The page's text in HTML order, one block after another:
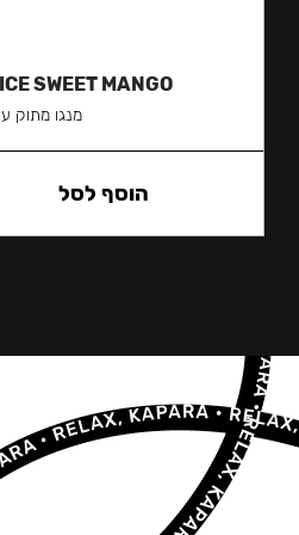
SWEET MANGO
מנגו מתוק
הוסף לסל